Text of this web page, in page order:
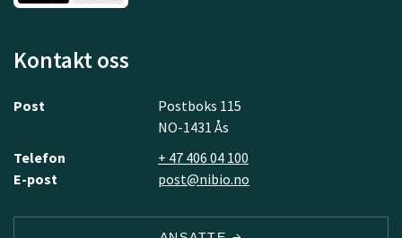
Kontakt oss
Post
Postboks 115
NO-1431 Ås
Telefon
+ 47 406 04 100
E-post
post@nibio.no